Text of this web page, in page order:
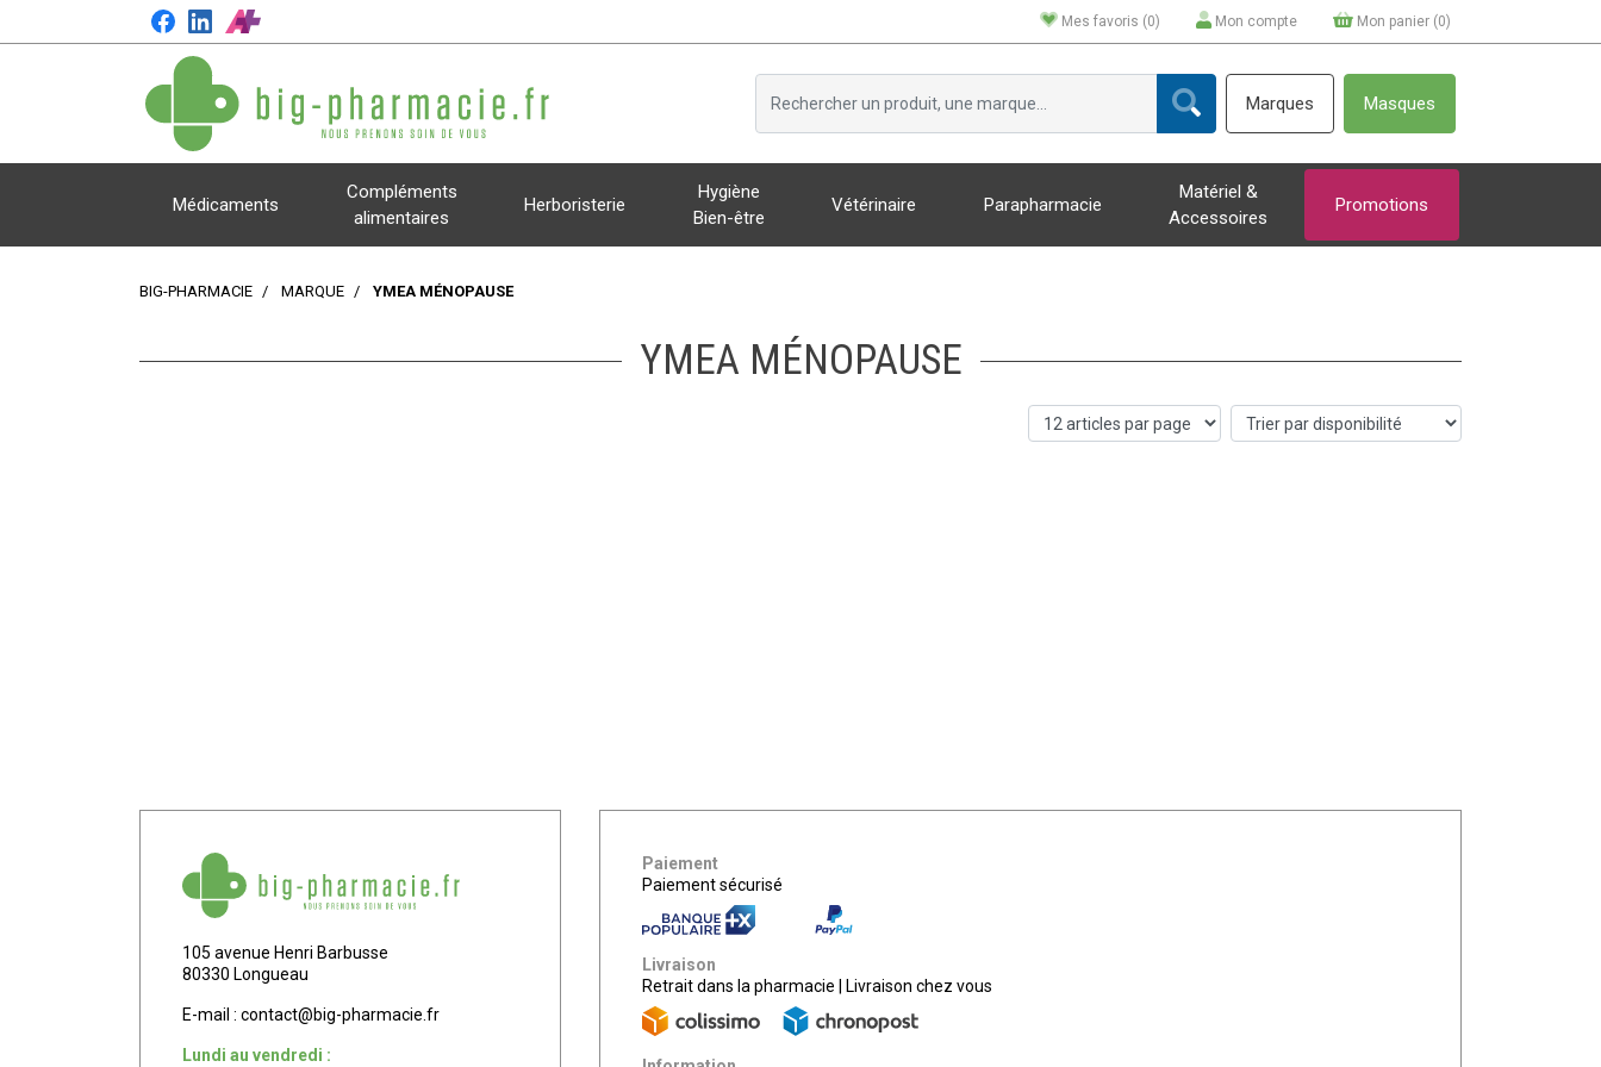
Mes favoris (0) Mon compte Mon panier (0)
Marques Masques
Médicaments
Compléments
alimentaires
Herboristerie
Hygiène
Bien-être
Vétérinaire Parapharmacie
Matériel &
Accessoires
Promotions
BIG-PHARMACIE MARQUE YMEA MÉNOPAUSE
YMEA MÉNOPAUSE
105 avenue Henri Barbusse
80330 Longueau
E-mail : contact@big-pharmacie.fr
Lundi au vendredi :
Paiement
Paiement sécurisé
Livraison
Retrait dans la pharmacie
Livraison chez vous